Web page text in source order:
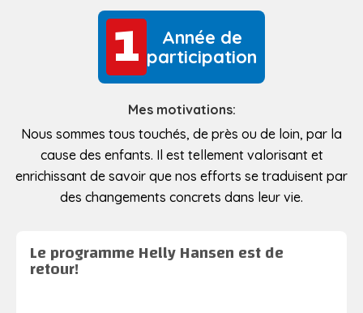
1
1
Année de
participation
Mes motivations:
Nous sommes tous touchés, de près ou de loin, par la
cause des enfants. Il est tellement valorisant et
enrichissant de savoir que nos efforts se traduisent par
des changements concrets dans leur vie.
Le programme Helly Hansen est de
retour!